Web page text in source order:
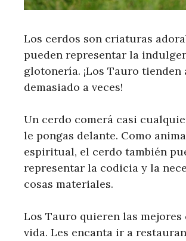
Los cerdos son criaturas
pueden representar la
glotonería. ¡Los Tauro tienden
demasiado a veces!
Un cerdo comerá casi
le pongas delante. Como
espiritual, el cerdo también
representar la codicia y la
cosas materiales.
Los Tauro quieren las mejores
vida. Les encanta ir a